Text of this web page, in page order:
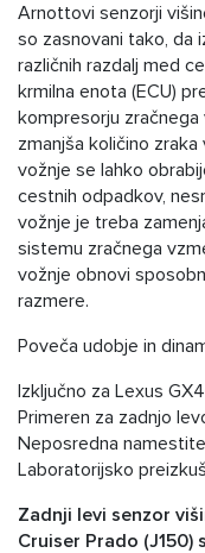
Arnottovi senzorji
so zasnovani tako, da
različnih razdalj med
krmilna enota (ECU)
kompresorju
zmanjša količino
vožnje se lahko
cestnih odpadkov,
vožnje je treba
sistemu zračnega
vožnje obnovi
razmere.
Poveča udobje in
Izključno za Lexus
Primeren za zadnjo
Neposredna
Laboratorijsko
Zadnji levi senzor
Cruiser Prado (J150)